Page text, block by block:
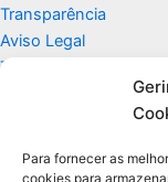
Para fornecer as
cookies para
Transparência
Aviso Legal
Termos de Uso
Politicas de
Apoio